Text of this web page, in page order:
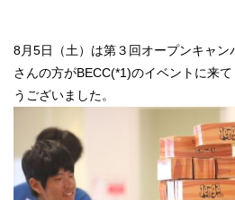
8月5日（土）は第３回オープンキャン
さんの方がBECC(*1)のイベントに来
うございました。